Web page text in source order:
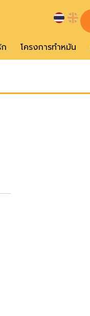
โครงการทำหมัน